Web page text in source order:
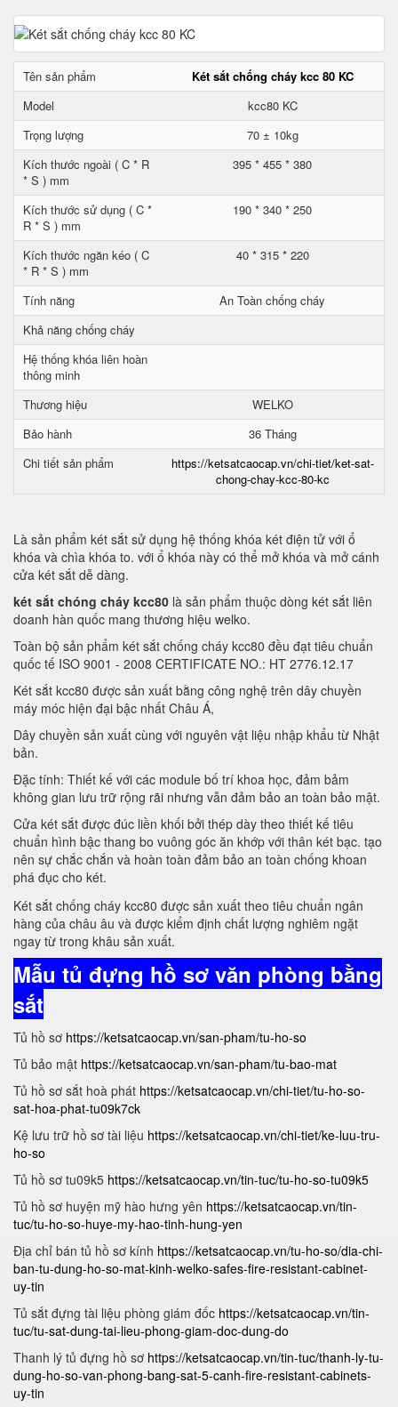
Tên sản phẩm
Két sắt chống cháy kcc 80 KC
Model
kcc80 KC
Trọng lượng
70 ± 10kg
Kích thước ngoài ( C * R
* S ) mm
395 * 455 * 380
Kích thước sử dụng ( C *
R * S ) mm
190 * 340 * 250
Kích thước ngăn kéo ( C
* R * S ) mm
40 * 315 * 220
Tính năng
An Toàn chống cháy
Khả năng chống cháy
Hệ thống khóa liên hoàn
thông minh
Thương hiệu
WELKO
Bảo hành
36 Tháng
Chi tiết sản phẩm
https://ketsatcaocap.vn/chi-tiet/ket-sat-
chong-chay-kcc-80-kc
Là sản phẩm két sắt sử dụng hệ thống khóa két điện tử với ổ
khóa và chìa khóa to. với ổ khóa này có thể mở khóa và mở cánh
cửa két sắt dễ dàng.
két sắt chóng cháy kcc80 là sản phẩm thuộc dòng két sắt liên
doanh hàn quốc mang thương hiệu welko.
Toàn bộ sản phẩm két sắt chống cháy kcc80 đều đạt tiêu chuẩn
quốc tế ISO 9001 - 2008 CERTIFICATE NO.: HT 2776.12.17
Két sắt kcc80 được sản xuất bằng công nghệ trên dây chuyền
máy móc hiện đại bậc nhất Châu Á,
Dây chuyền sản xuất cùng với nguyên vật liệu nhập khẩu từ Nhật
bản.
Đặc tính: Thiết kế với các module bố trí khoa học, đảm bảm
không gian lưu trữ rộng rãi nhưng vẫn đảm bảo an toàn bảo mật.
Cửa két sắt được đúc liền khối bởi thép dày theo thiết kế tiêu
chuẩn hình bậc thang bo vuông góc ăn khớp với thân két bạc. tạo
nên sự chắc chắn và hoàn toàn đảm bảo an toàn chống khoan
phá đục cho két.
Két sắt chống cháy kcc80 được sản xuất theo tiêu chuẩn ngân
hàng của châu âu và được kiểm định chất lượng nghiêm ngặt
ngay từ trong khâu sản xuất.
Mẫu tủ đựng hồ sơ văn phòng bằng
sắt
Tủ hồ sơ https://ketsatcaocap.vn/san-pham/tu-ho-so
Tủ bảo mật https://ketsatcaocap.vn/san-pham/tu-bao-mat
Tủ hồ sơ sắt hoà phát https://ketsatcaocap.vn/chi-tiet/tu-ho-so-
sat-hoa-phat-tu09k7ck
Kệ lưu trữ hồ sơ tài liệu https://ketsatcaocap.vn/chi-tiet/ke-luu-tru-
ho-so
Tủ hồ sơ tu09k5 https://ketsatcaocap.vn/tin-tuc/tu-ho-so-tu09k5
Tủ hồ sơ huyện mỹ hào hưng yên https://ketsatcaocap.vn/tin-
tuc/tu-ho-so-huye-my-hao-tinh-hung-yen
Địa chỉ bán tủ hồ sơ kính https://ketsatcaocap.vn/tu-ho-so/dia-chi-
ban-tu-dung-ho-so-mat-kinh-welko-safes-fire-resistant-cabinet-
uy-tin
Tủ sắt đựng tài liệu phòng giám đốc https://ketsatcaocap.vn/tin-
tuc/tu-sat-dung-tai-lieu-phong-giam-doc-dung-do
Thanh lý tủ đựng hồ sơ https://ketsatcaocap.vn/tin-tuc/thanh-ly-tu-
dung-ho-so-van-phong-bang-sat-5-canh-fire-resistant-cabinets-
uy-tin